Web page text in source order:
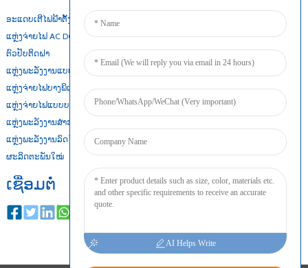
ອະແດບເຕີໄຟຟ້າຕັ້ງໂຕະ
ແຫຼ່ງຈ່າຍໄຟ AC DC
ຕົວປັບຕິດຝາ
ແຫຼ່ງພະລັງງານແບບເປີດເຟຣມ
ແຫຼ່ງຈ່າຍໄຟບາງພິເສດ
ແຫຼ່ງຈ່າຍໄຟແບບບາງ
ແຫຼ່ງພະລັງງານສຳຮອງແບັດເຕີຣີ
ແຫຼ່ງພະລັງງານລົດໄຟ Din
ຜະລິດຕະພັນໃໝ່
ເຊື່ອມຕໍ່
AI Helps Write